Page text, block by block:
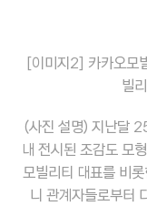
[이미지2] 카카오모
빌
(사진 설명) 지난달
내 전시된 조감도 모
모빌리티 대표를 비
니 관계자들로부터